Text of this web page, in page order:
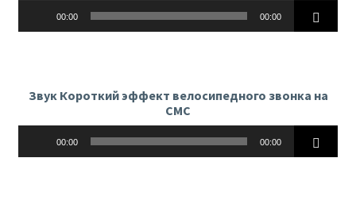
00:00 00:00
Звук Короткий эффект велосипедного звонка на
СМС
00:00 00:00